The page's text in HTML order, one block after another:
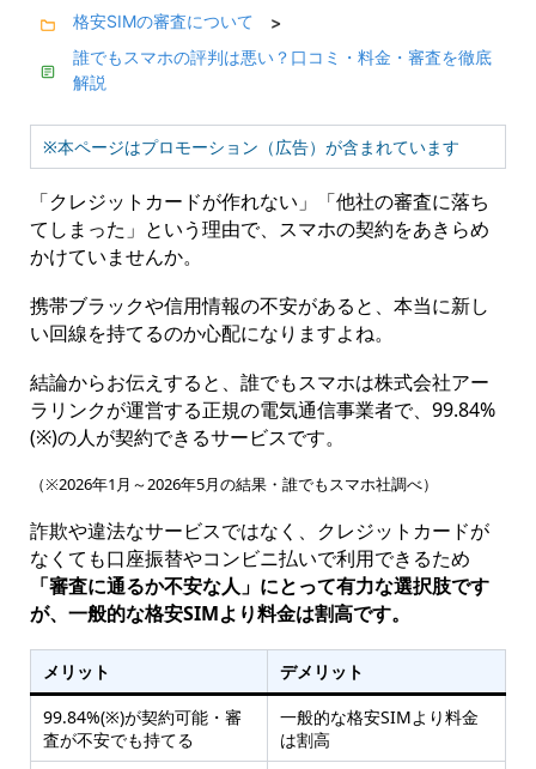
格安SIMの審査について
>
誰でもスマホの評判は悪い？口コミ・料金・審査を徹底
解説
※本ページはプロモーション（広告）が含まれています
「クレジットカードが作れない」「他社の審査に落ち
てしまった」という理由で、スマホの契約をあきらめ
かけていませんか。
携帯ブラックや信用情報の不安があると、本当に新し
い回線を持てるのか心配になりますよね。
結論からお伝えすると、誰でもスマホは株式会社アー
ラリンクが運営する正規の電気通信事業者で、99.84%
(※)の人が契約できるサービスです。
（※2026年1月～2026年5月の結果・誰でもスマホ社調べ）
詐欺や違法なサービスではなく、クレジットカードが
なくても口座振替やコンビニ払いで利用できるため
「審査に通るか不安な人」にとって有力な選択肢です
が、一般的な格安SIMより料金は割高です。
メリット
デメリット
99.84%(※)が契約可能・審
査が不安でも持てる
一般的な格安SIMより料金
は割高